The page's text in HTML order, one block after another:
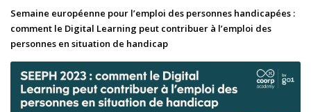
Semaine européenne pour l’emploi des personnes handicapées :
comment le Digital Learning peut contribuer à l’emploi des
personnes en situation de handicap